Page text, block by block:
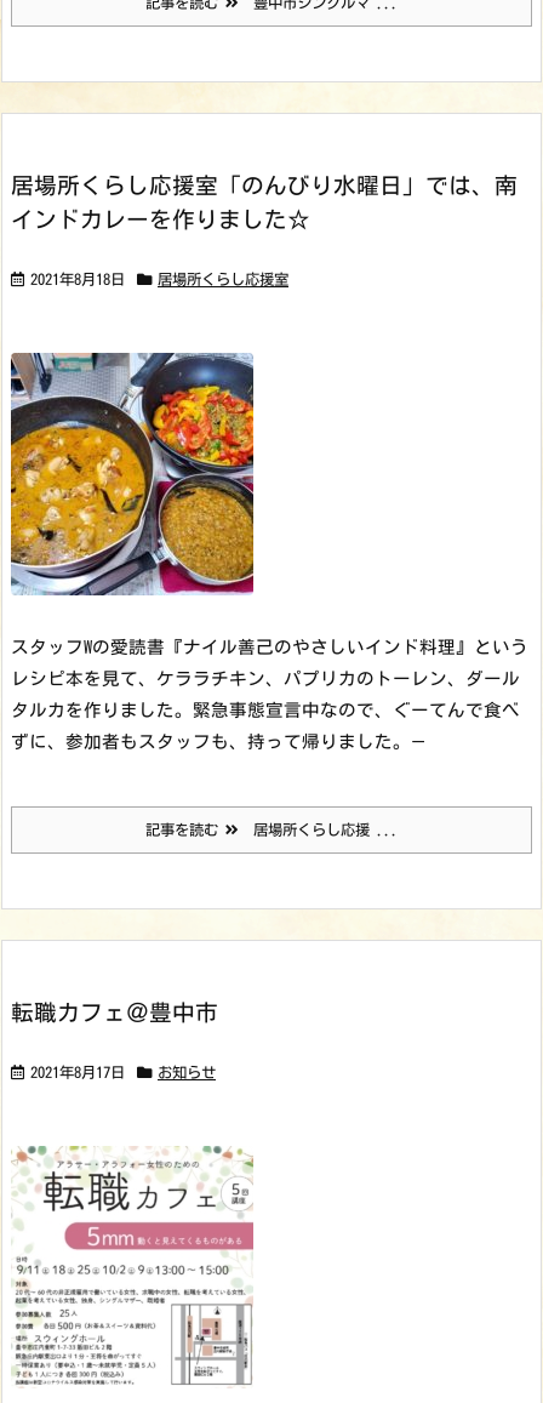
記事を読む 豊中市シングルマ ...
居場所くらし応援室「のんびり水曜日」では、南
インドカレーを作りました☆
2021年8月18日 居場所くらし応援室
スタッフWの愛読書『ナイル善己のやさしいインド料理』という
レシピ本を見て、ケララチキン、パプリカのトーレン、ダール
タルカを作りました。緊急事態宣言中なので、ぐーてんで食べ
ずに、参加者もスタッフも、持って帰りました。 —
記事を読む 居場所くらし応援 ...
転職カフェ＠豊中市
2021年8月17日 お知らせ